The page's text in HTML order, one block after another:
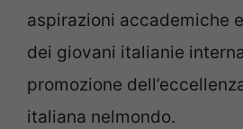
aspirazioni accademiche
dei giovani italianie
promozione
italiana nelmondo.